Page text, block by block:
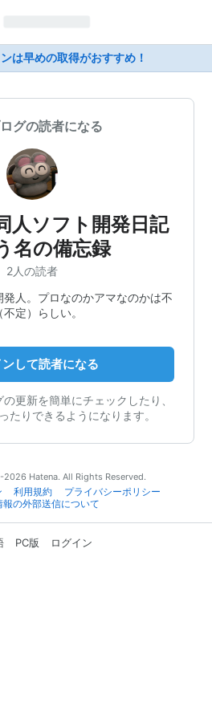
は早めの取得がおすすめ！
グの読者になる
人ソフト開発日記
名の備忘録
2人の読者
人。プロなのかアマなのかは不
不定）らしい。
ンして読者になる
更新を簡単にチェックしたり、
たりできるようになります。
Hatena. All Rights Reserved.
利用規約
プライバシーポリシー
報の外部送信について
PC版 ログイン